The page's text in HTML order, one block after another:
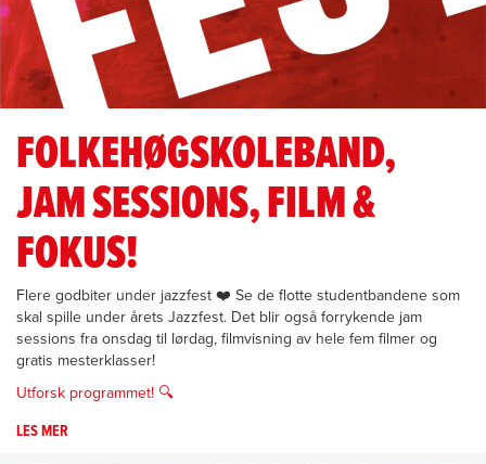
FOLKEHØGSKOLEBAND,
JAM SESSIONS, FILM &
FOKUS!
Flere godbiter under jazzfest ❤️ Se de flotte studentbandene som
skal spille under årets Jazzfest. Det blir også forrykende jam
sessions fra onsdag til lørdag, filmvisning av hele fem filmer og
gratis mesterklasser!
Utforsk programmet! 🔍
LES MER